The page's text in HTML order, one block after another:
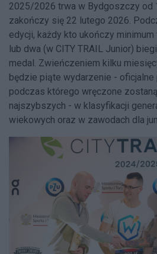
2025/2026 trwa w Bydgoszczy od
zakończy się 22 lutego 2026.
edycji, każdy kto ukończy
lub dwa (w CITY TRAIL Junior)
medal. Zwieńczeniem kilku
będzie piąte wydarzenie -
podczas którego wręczone
najszybszych - w klasyfikacji
wiekowych oraz w zawodach dla